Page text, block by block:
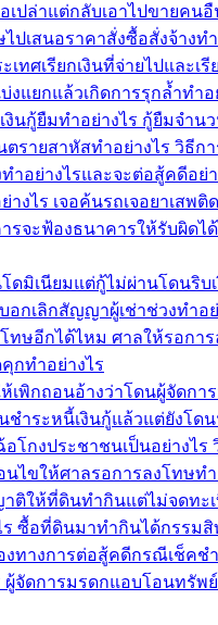
ปล่าแต่กลับเอาไปขายคนอื
เสนอราคาสั่งซื้อสั่งจ้างทำ
ศเรียกเงินที่จ่ายไปและ
แยกแล้วเกิดการรุกล้ำท
นกู้ยืมทำอย่างไร กู้ยืมจำ
รายสาหัสทำอย่างไร วิธี
ำอย่างไรและจะต่อสู้คดีอ
งไร เจอค้นรถเจอยาเส
ะฟ้องธนาคารให้รับผิดไ
เนียมแต่กู้ไม่ผ่านโดนริบเ
กเลิกสัญญาผู้เช่าช่วงทำ
ทษอีกได้ไหม ศาลให้รอก
กทำอย่างไร
พิกถอนอ้างว่าโดนผู้จัดก
ชำระหนี้เงินกู้แล้วแต่ยังโด
โกงประชาชนเป็นอย่าง
ไขให้ศาลรอการลงโทษ
ติให้ที่ดินทำกินแต่ไม่จดท
ร ซื้อที่ดินมาทำกินได้กร
างการต่อสู้คดีกรณีเช็คช
ผู้จัดการมรดกแอบโอนทรั